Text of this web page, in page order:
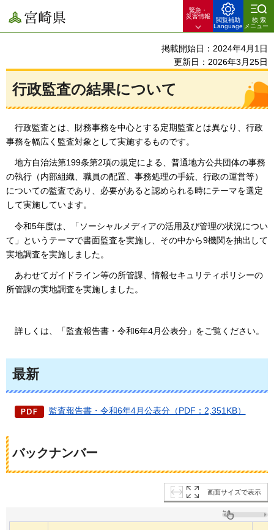
宮崎県
緊急・
災害情報
閲覧補助
Language
検索
メニュー
掲載開始日：2024年4月1日
更新日：2026年3月25日
行政監査の結果について
行政監査とは、財務事務を中心とする定期監査とは異なり、行政
事務を幅広く監査対象として実施するものです。
地方自治法第199条第2項の規定による、普通地方公共団体の事務
の執行（内部組織、職員の配置、事務処理の手続、行政の運営等）
についての監査であり、必要があると認められる時にテーマを選定
して実施しています。
令和5年度は、「ソーシャルメディアの活用及び管理の状況につい
て」というテーマで書面監査を実施し、その中から9機関を抽出して
実地調査を実施しました。
あわせてガイドライン等の所管課、情報セキュリティポリシーの
所管課の実地調査を実施しました。
詳しくは、「監査報告書・令和6年4月公表分」をご覧ください。
最新
監査報告書・令和6年4月公表分（PDF：2,351KB）
バックナンバー
画面サイズで表示